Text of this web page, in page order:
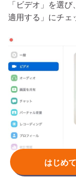
はじめ
「ビデオ」を選
適用する」にチェ